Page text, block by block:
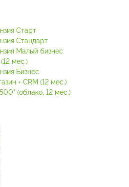
Старт
Стандарт
Малый бизнес
мес.)
Бизнес
+ CRM (12 мес.)
(облако, 12 мес.)